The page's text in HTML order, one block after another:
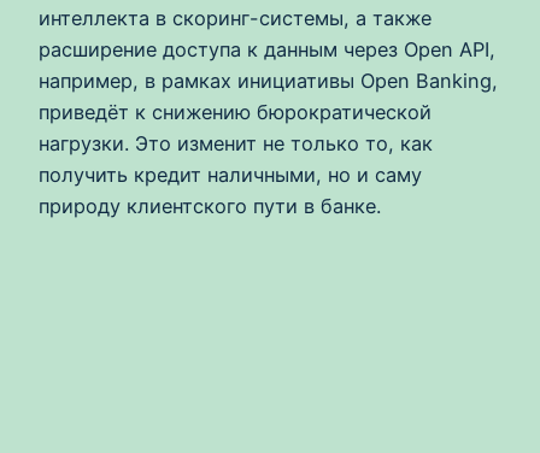
интеллекта в скоринг-системы, а также
расширение доступа к данным через Open API,
например, в рамках инициативы Open Banking,
приведёт к снижению бюрократической
нагрузки. Это изменит не только то, как
получить кредит наличными, но и саму
природу клиентского пути в банке.